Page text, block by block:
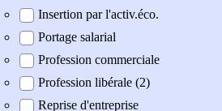
Insertion par l'activ.éco.
Portage salarial
Profession commerciale
Profession libérale (2)
Reprise d'entreprise